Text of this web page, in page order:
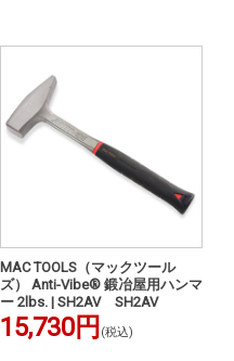
MAC TOOLS（マックツール
ズ） Anti-Vibe® 鍛冶屋用ハンマ
ー 2lbs. | SH2AV SH2AV
15,730円 (税込)